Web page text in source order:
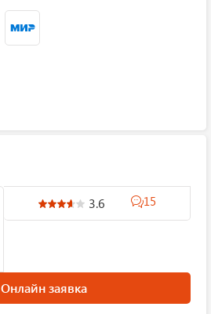
3.6 15
Онлайн заявка